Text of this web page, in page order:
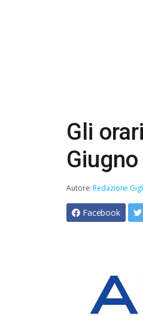
Gli
Autore:Redazione
Facebook